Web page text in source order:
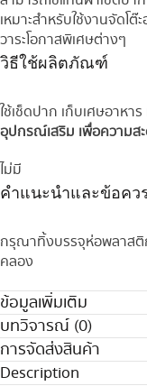
เหมาะสำหรับใช้งานจัดโต๊
วาระโอกาสพิเศษต่างๆ
วิธีใช้ผลิตภัณฑ์
ใช้เช็ดปาก เก็บเศษอาหา
อุปกรณ์เสริม เพื่อความสะ
ไม่มี
คำแนะนำและข้อคว
กรุณาทิ้งบรรจุห่อพลาสติ
คลอง
ข้อมูลเพิ่มเติม
บทวิจารณ์ (0)
การจัดส่งสินค้า
Description